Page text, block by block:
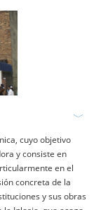
cuyo objetivo
y consiste en
en el
concreta de la
y sus obras